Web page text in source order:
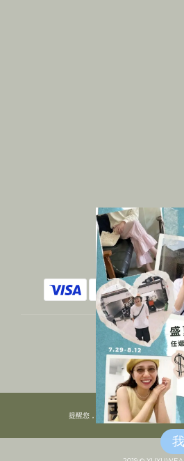
繁體
提醒您，我們不會以電話或簡訊方式